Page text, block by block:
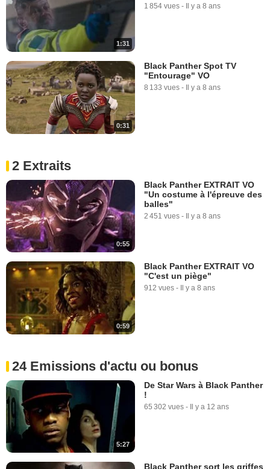
1:31
1 854 vues - Il y a 8 ans
0:31
Black Panther Spot TV
"Entourage" VO
8 133 vues - Il y a 8 ans
2 Extraits
0:55
Black Panther EXTRAIT VO
"Un costume à l'épreuve des
balles"
2 451 vues - Il y a 8 ans
0:59
Black Panther EXTRAIT VO
"C'est un piège"
912 vues - Il y a 8 ans
24 Emissions d'actu ou bonus
5:27
De Star Wars à Black Panther
!
65 302 vues - Il y a 12 ans
Black Panther sort les griffes